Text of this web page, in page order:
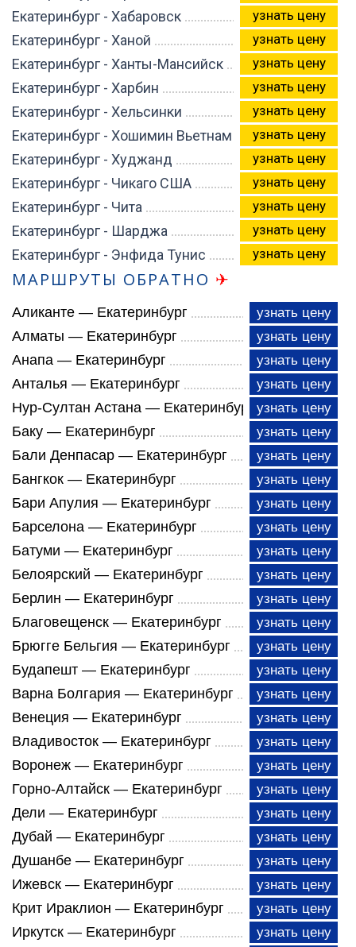
Екатеринбург - Хабаровск
узнать цену
Екатеринбург - Ханой узнать цену
Екатеринбург - Ханты-Мансийск узнать цену
Екатеринбург - Харбин узнать цену
Екатеринбург - Хельсинки узнать цену
Екатеринбург - Хошимин Вьетнам узнать цену
Екатеринбург - Худжанд узнать цену
Екатеринбург - Чикаго США узнать цену
Екатеринбург - Чита узнать цену
Екатеринбург - Шарджа узнать цену
Екатеринбург - Энфида Тунис узнать цену
МАРШРУТЫ ОБРАТНО ✈
Аликанте — Екатеринбург узнать цену
Алматы — Екатеринбург узнать цену
Анапа — Екатеринбург узнать цену
Анталья — Екатеринбург узнать цену
Нур-Султан Астана — Екатеринбург узнать цену
Баку — Екатеринбург узнать цену
Бали Денпасар — Екатеринбург узнать цену
Бангкок — Екатеринбург узнать цену
Бари Апулия — Екатеринбург узнать цену
Барселона — Екатеринбург узнать цену
Батуми — Екатеринбург узнать цену
Белоярский — Екатеринбург узнать цену
Берлин — Екатеринбург узнать цену
Благовещенск — Екатеринбург узнать цену
Брюгге Бельгия — Екатеринбург узнать цену
Будапешт — Екатеринбург узнать цену
Варна Болгария — Екатеринбург узнать цену
Венеция — Екатеринбург узнать цену
Владивосток — Екатеринбург узнать цену
Воронеж — Екатеринбург узнать цену
Горно-Алтайск — Екатеринбург узнать цену
Дели — Екатеринбург узнать цену
Дубай — Екатеринбург узнать цену
Душанбе — Екатеринбург узнать цену
Ижевск — Екатеринбург узнать цену
Крит Ираклион — Екатеринбург узнать цену
Иркутск — Екатеринбург узнать цену